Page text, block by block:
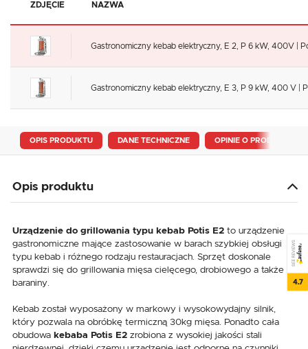
ZDJĘCIE NAZWA
Gastronomiczny kebab elektryczny, E 2, P 6 kW, 400V |
Gastronomiczny kebab elektryczny, E 3, P 9 kW, 400 V |
OPIS PRODUKTU DANE TECHNICZNE OPINIE O PRODUKCIE
Opis produktu
Urządzenie do grillowania typu kebab Potis E2 to urządzenie
gastronomiczne mające zastosowanie w barach szybkiej obsługi
typu kebab i różnego rodzaju restauracjach. Sprzęt doskonale
sprawdzi się do grillowania mięsa cielęcego, drobiowego a także
baraniny.
Kebab został wyposażony w markowy i wysokowydajny silnik,
który pozwala na obróbkę termiczną 30kg mięsa. Ponadto cała
obudowa kebaba Potis E2 zrobiona z wysokiej jakości stali
SEE REVIEWS
4.7